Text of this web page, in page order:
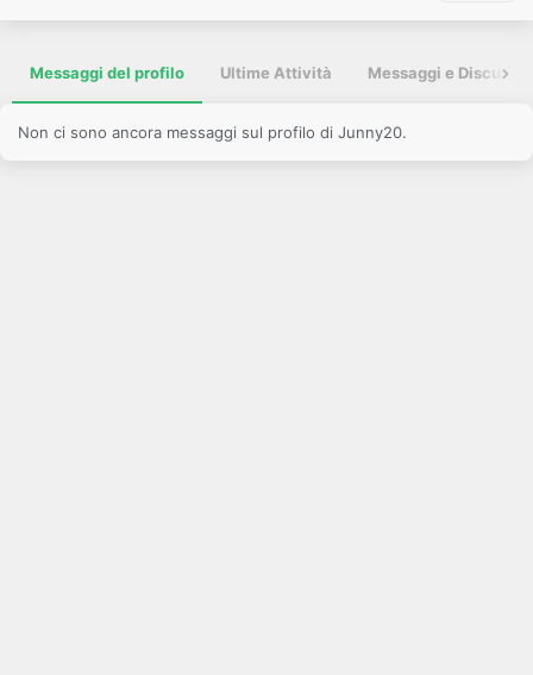
Messaggi del profilo Ultime Attività Messaggi e
Non ci sono ancora messaggi sul profilo di Junny20.